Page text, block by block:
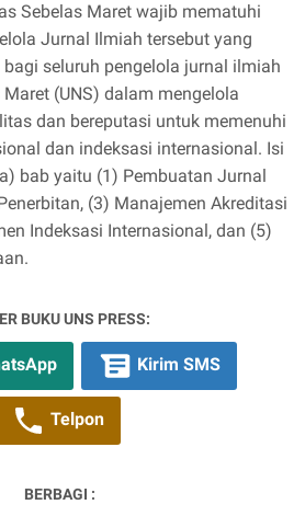
Sebelas Maret wajib mematuhi
Jurnal Ilmiah tersebut yang
seluruh pengelola jurnal ilmiah
(UNS) dalam mengelola
dan bereputasi untuk memenuhi
dan indeksasi internasional. Isi
bab yaitu (1) Pembuatan Jurnal
(3) Manajemen Akreditasi
Indeksasi Internasional, dan (5)
BUKU UNS PRESS:
Kirim SMS
Telpon
BERBAGI :